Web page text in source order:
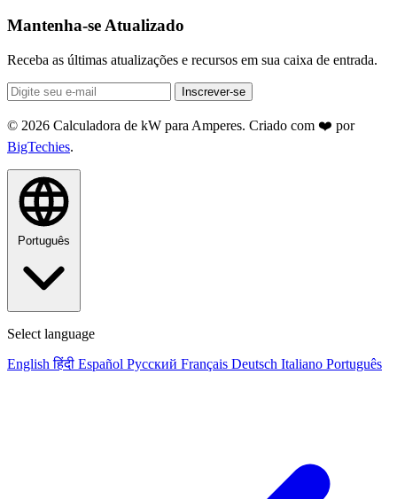
Mantenha-se Atualizado
Receba as últimas atualizações e recursos em sua caixa de entrada.
Inscrever-se
© 2026 Calculadora de kW para Amperes. Criado com ❤️ por
BigTechies.
Português
Select language
English हिंदी Español Русский Français Deutsch Italiano Português